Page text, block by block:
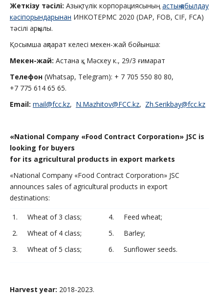
Жеткізу тәсілі: Азық-түлік корпорациясының астық қабылдау
кәсіпорындарынан ИНКОТЕРМС 2020 (DAP, FOB, CIF, FCA)
тәсілі арқылы.
Қосымша ақпарат келесі мекен-жай бойынша:
Мекен-жай: Астана қ., Мәскеу к., 29/3 ғимарат
Телефон (Whatsap, Telegram): + 7 705 550 80 80,
+7 775 614 65 65.
Email: mail@fcc.kz, N.Mazhitov@FCC.kz, Zh.Serikbay@fcc.kz
«National Company «Food Contract Corporation» JSC is
looking for buyers
for its agricultural products in export markets
«National Company «Food Contract Corporation» JSC
announces sales of agricultural products in export
destinations:
1. Wheat of 3 class;
2. Wheat of 4 class;
3. Wheat of 5 class;
4. Feed wheat;
5. Barley;
6. Sunflower seeds.
Harvest year: 2018-2023.